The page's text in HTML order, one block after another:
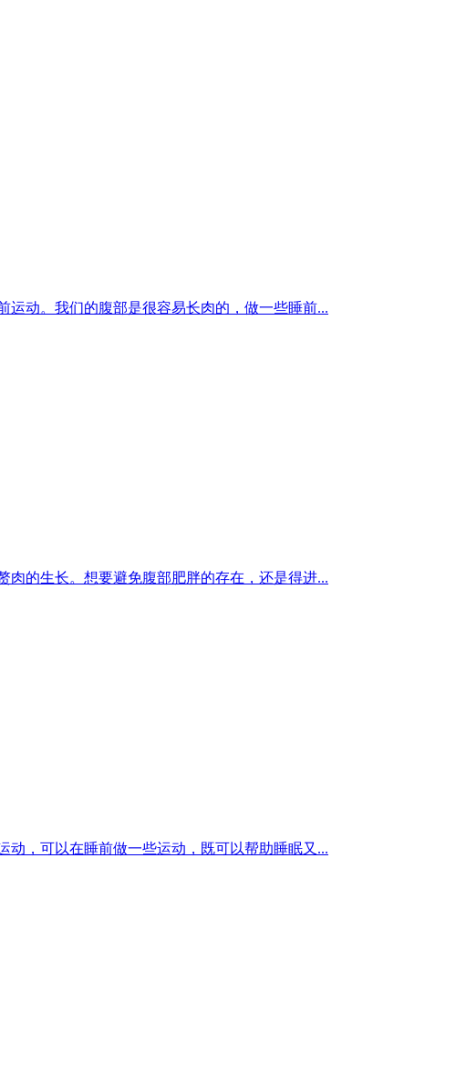
动。我们的腹部是很容易长肉的，做一些睡前...
的生长。想要避免腹部肥胖的存在，还是得进...
，可以在睡前做一些运动，既可以帮助睡眠又...